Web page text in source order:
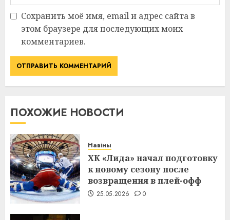
Сохранить моё имя, email и адрес сайта в
этом браузере для последующих моих
комментариев.
ПОХОЖИЕ НОВОСТИ
Навіны
ХК «Лида» начал подготовку
к новому сезону после
возвращения в плей-офф
25.05.2026 0